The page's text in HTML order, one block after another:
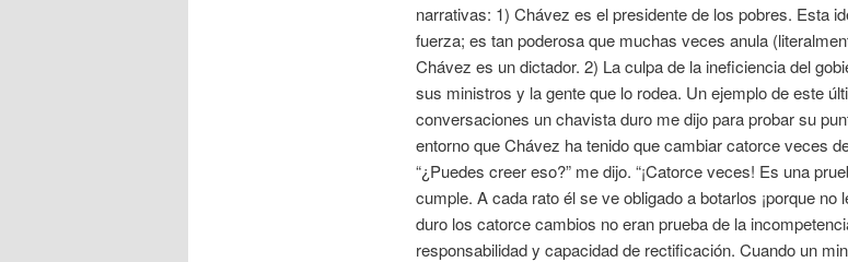
narrativas: 1) Chávez es el presidente de los pobres. Esta
fuerza; es tan poderosa que muchas veces anula
Chávez es un dictador. 2) La culpa de la ineficiencia del
sus ministros y la gente que lo rodea. Un ejemplo de este
conversaciones un chavista duro me dijo para probar su
entorno que Chávez ha tenido que cambiar catorce veces
“¿Puedes creer eso?” me dijo. “¡Catorce veces! Es una
cumple. A cada rato él se ve obligado a botarlos ¡porque no
duro los catorce cambios no eran prueba de la
responsabilidad y capacidad de rectificación. Cuando un